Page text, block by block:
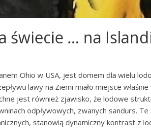
świecie … na
Ohio w USA, jest domem dla wielu
lawy na Ziemi miało miejsce
jest również zjawisko, że lodowe
odpływowych, zwanych sandurs. Te
stanowią dynamiczny kontrast z